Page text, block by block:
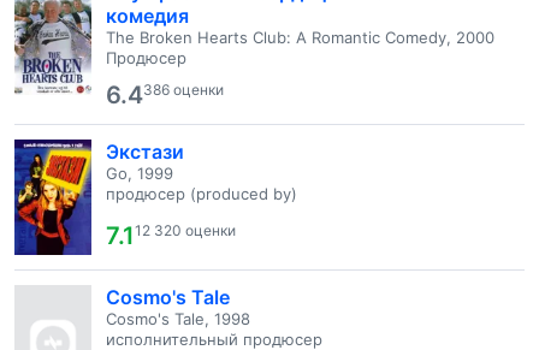
комедия
The Broken Hearts Club: A Romantic Comedy, 2000
Продюсер
6.4386 оценки
Экстази
Go, 1999
продюсер (produced by)
7.112 320 оценки
Cosmo's Tale
Cosmo's Tale, 1998
исполнительный продюсер